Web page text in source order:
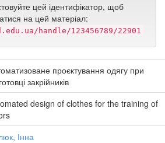
цей ідентифікатор, щоб
на цей матеріал:
handle/123456789/22901
проєктування одягу при
закрійників
design of clothes for the training of
Інна